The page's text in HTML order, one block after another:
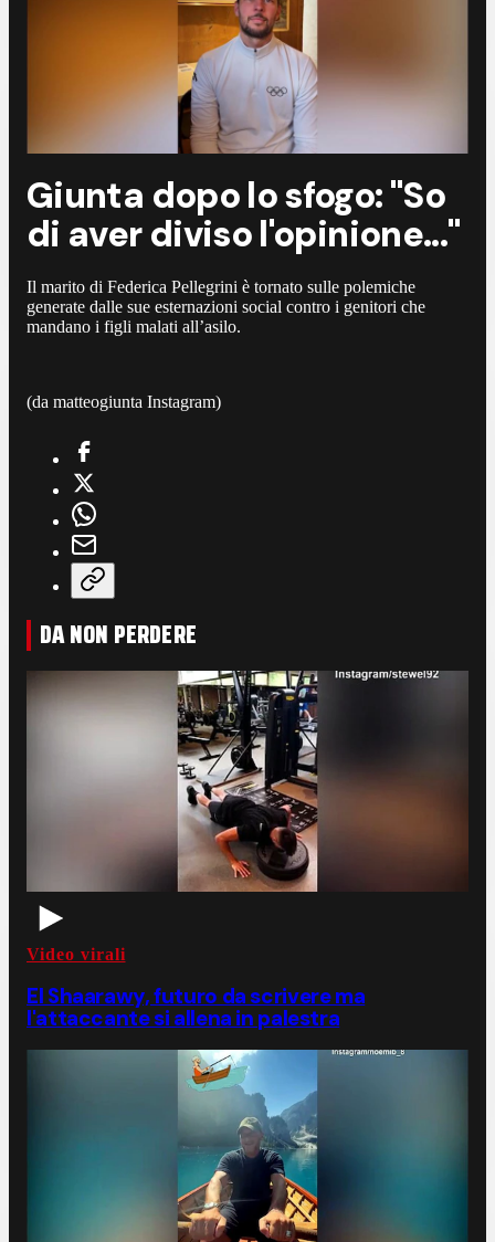
Giunta dopo lo sfogo: "So
di aver diviso l'opinione..."
Il marito di Federica Pellegrini è tornato sulle polemiche
generate dalle sue esternazioni social contro i genitori che
mandano i figli malati all’asilo.
(da matteogiunta Instagram)
DA NON PERDERE
Video virali
El Shaarawy, futuro da scrivere ma
l'attaccante si allena in palestra